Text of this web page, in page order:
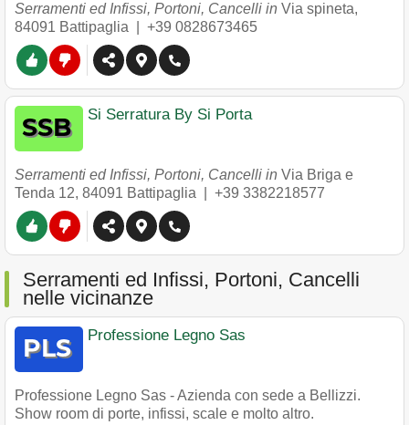
Serramenti ed Infissi, Portoni, Cancelli in Via spineta,
84091 Battipaglia +39 0828673465
Si Serratura By Si Porta
Serramenti ed Infissi, Portoni, Cancelli in Via Briga e
Tenda 12, 84091 Battipaglia +39 3382218577
Serramenti ed Infissi, Portoni, Cancelli
nelle vicinanze
Professione Legno Sas
Professione Legno Sas - Azienda con sede a Bellizzi.
Show room di porte, infissi, scale e molto altro.